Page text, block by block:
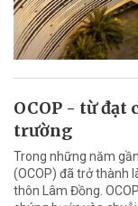
OCOP - từ đạt
trường
Trong những năm
(OCOP) đã trở thành
thôn Lâm Đồng.